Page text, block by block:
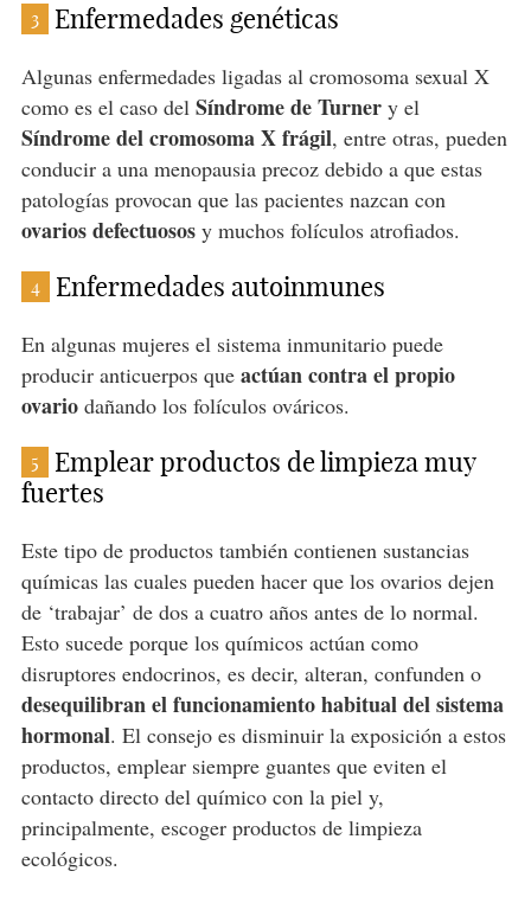
3 Enfermedades genéticas
Algunas enfermedades ligadas al cromosoma sexual X
como es el caso del Síndrome de Turnery el
Síndrome del cromosoma X frágil, entre otras, pueden
conducir a una menopausia precoz debido a que estas
patologías provocan que las pacientes nazcan con
ovarios defectuososy muchos folículos atrofiados.
4 Enfermedades autoinmunes
En algunas mujeres el sistema inmunitario puede
producir anticuerpos que actúan contra el propio
ovariodañando los folículos ováricos.
5
Emplear productos de limpieza muy
fuertes
Este tipo de productos también contienen sustancias
químicas las cuales pueden hacer que los ovarios dejen
de ‘trabajar’ de dos a cuatro años antes de lo normal.
Esto sucede porque los químicos actúan como
disruptores endocrinos, es decir, alteran, confunden o
desequilibran el funcionamiento habitual del sistema
hormonal. El consejo es disminuir la exposición a estos
productos, emplear siempre guantes que eviten el
contacto directo del químico con la piel y,
principalmente, escoger productos de limpieza
ecológicos.